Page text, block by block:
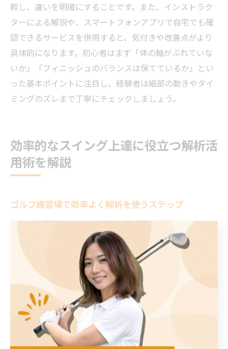
較し、違いを明確にすることです。また、インストラク
ターによる解説や、スマートフォンアプリで自宅でも確
認できるサービスを併用すると、気付きや改善点がより
具体的になります。初心者はまず「体の軸がぶれていな
いか」「フィニッシュのバランスは保てているか」とい
った基本ポイントに注目し、経験者は細部の動きやタイ
ミングのズレまで丁寧にチェックしましょう。
効率的なスイング上達に役立つ解析活
用術を解説
ゴルフ練習場で効率よく解析を使うステップ
ゴルフ練習場でスイング解析を最大限に活用するために
は、事前準備から解析後の振り返りまでの流れをしっか
り押さえておくことが重要です。まずは自分の課題や目
標を明確にし、どのようなスイングデータが必要かを整
理しましょう。これにより、解析機器を使った際に得ら
れる情報が明確になり、練習効率が格段に高まります。
次に、ゴルフ練習場のスタッフやインストラクターに相
談し、スイング解析の具体的な使い方や注意点について